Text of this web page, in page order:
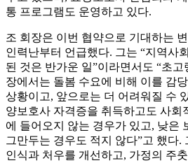
통 프로그램도 운영하고 있다.
조 회장은 이번 협약으로 기대하는
인력난부터 언급했다. 그는 “지역사
된 것은 반가운 일”이라면서도 “초
장에서는 돌봄 수요에 비해 이를 감
상황이고, 앞으로는 더 어려워질 수
양보호사 자격증을 취득하고도 사회
에 들어오지 않는 경우가 있고, 낮은
그만두는 경우도 적지 않다”고 했다.
인식과 처우를 개선하고, 가정의 주